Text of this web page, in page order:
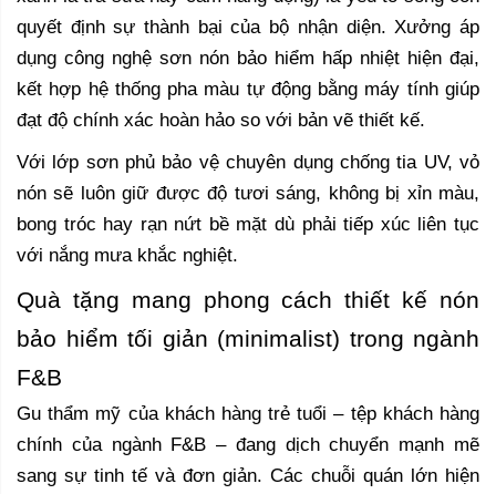
quyết định sự thành bại của bộ nhận diện. Xưởng áp
dụng công nghệ sơn nón bảo hiểm hấp nhiệt hiện đại,
kết hợp hệ thống pha màu tự động bằng máy tính giúp
đạt độ chính xác hoàn hảo so với bản vẽ thiết kế.
Với lớp sơn phủ bảo vệ chuyên dụng chống tia UV, vỏ
nón sẽ luôn giữ được độ tươi sáng, không bị xỉn màu,
bong tróc hay rạn nứt bề mặt dù phải tiếp xúc liên tục
với nắng mưa khắc nghiệt.
Quà tặng mang phong cách thiết kế nón
bảo hiểm tối giản (minimalist) trong ngành
F&B
Gu thẩm mỹ của khách hàng trẻ tuổi – tệp khách hàng
chính của ngành F&B – đang dịch chuyển mạnh mẽ
sang sự tinh tế và đơn giản. Các chuỗi quán lớn hiện